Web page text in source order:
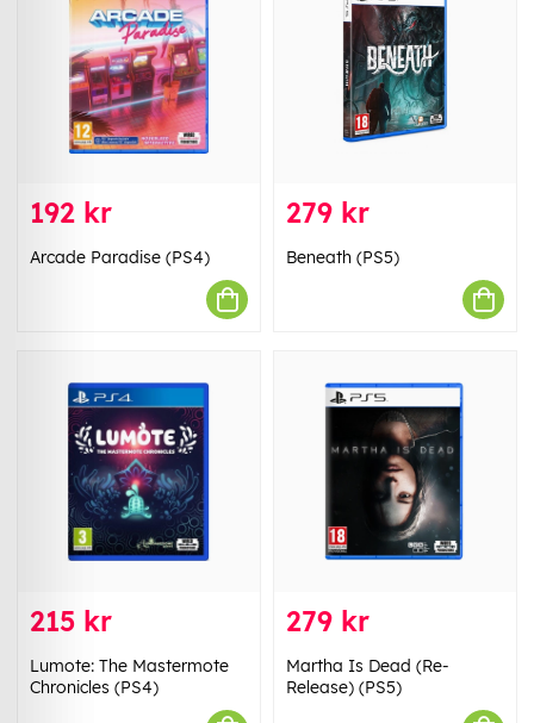
192 kr
Arcade Paradise (PS4)
279 kr
Beneath (PS5)
215 kr
Lumote: The Mastermote
Chronicles (PS4)
279 kr
Martha Is Dead (Re-
Release) (PS5)